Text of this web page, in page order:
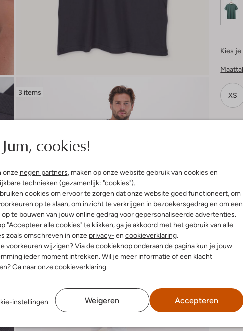
Jum, cookies!
onze negen partners, maken op onze website gebruik van cookies en
technieken (gezamenlijk: "cookies").
cookies om ervoor te zorgen dat onze website goed functioneert, om
op te slaan, om inzicht te verkrijgen in bezoekersgedrag en om een
op te bouwen van jouw online gedrag voor gepersonaliseerde advertenties.
"Accepteer alle cookies" te klikken, ga je akkoord met het gebruik van alle
zoals omschreven in onze privacy- en cookieverklaring.
voorkeuren wijzigen? Via de cookieknop onderaan de pagina kun je jouw
ieder moment intrekken. Wil je meer informatie of een klacht
Ga naar onzecookieverklaring.
instellingen Weigeren Accepteren
3 items
Kies je
XS